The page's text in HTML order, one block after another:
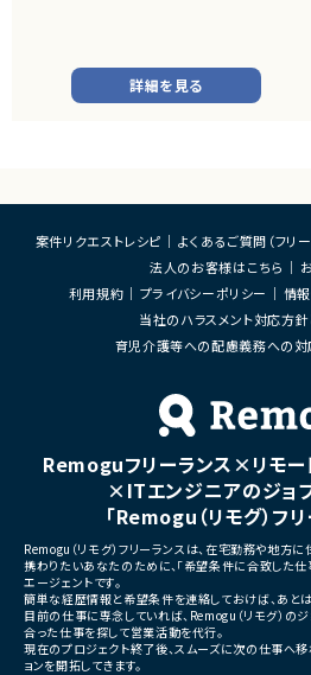
■業務内容
・SAP BWの既存データモデルおよび帳票出
び帳票出力基盤の構築
・各種データ検証、テスト対応
・周辺システムとのデータ連携設計および実
・フルリモート勤務 （初日のみ目黒へ出社）
詳細を見る
案件リクエストレシピ よくあるご質問（フリー
法人のお客様はこちら
利用規約
プライバシーポリシー
情
当社のハラスメント対応方
育児介護等への配慮義務への
Remoguフリーランス×リモー
×ITエンジニアのジョ
「Remogu（リモグ）フ
Remogu（リモグ）フリーランスは、在宅勤務や地方
携わりたいあなたのために、「希望条件に合致した
エージェントです。
簡単な経歴情報と希望条件を連絡しておけば、あとは
目前の仕事に専念していれば、Remogu（リモグ）の
合った仕事を探して営業活動を代行。
現在のプロジェクト終了後、スムーズに次の仕事へ
ョンを開拓してきます。